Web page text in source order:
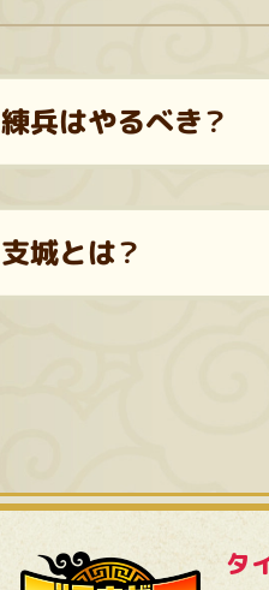
練兵はやるべき？
支城とは？
タ